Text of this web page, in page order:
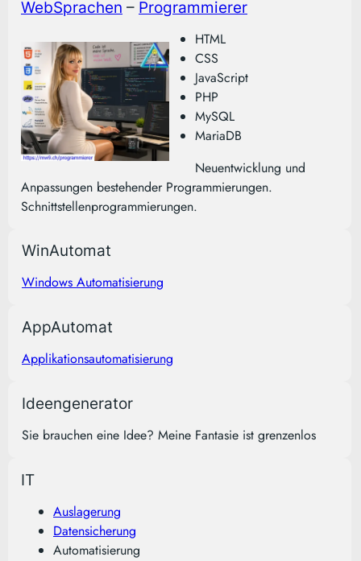
WebSprachen – Programmierer
HTML
CSS
JavaScript
PHP
MySQL
MariaDB
Neuentwicklung und
Anpassungen bestehender Programmierungen.
Schnittstellenprogrammierungen.
WinAutomat
Windows Automatisierung
AppAutomat
Applikationsautomatisierung
Ideengenerator
Sie brauchen eine Idee? Meine Fantasie ist grenzenlos
IT
Auslagerung
Datensicherung
Automatisierung